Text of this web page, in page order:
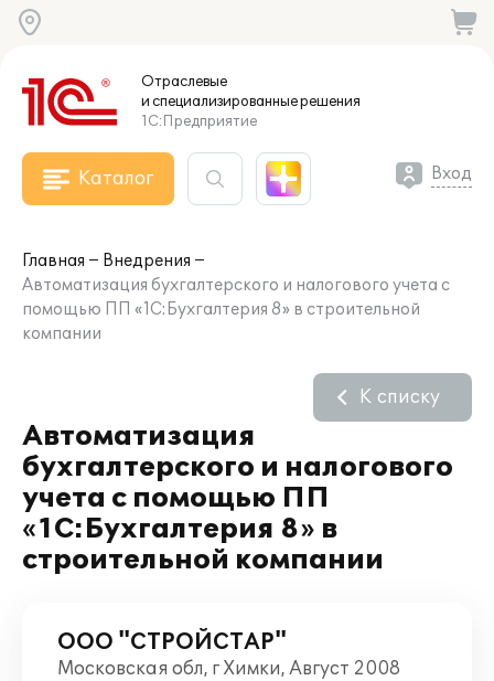
Отраслевые
и специализированныерешения
1С:Предприятие
Каталог Вход
Главная
Внедрения
Автоматизация бухгалтерского и налогового учета с
помощью ПП «1С:Бухгалтерия 8» в строительной
компании
Автоматизация
бухгалтерского и налогового
учета с помощью ПП
«1С:Бухгалтерия 8» в
строительной компании
К списку
ООО "СТРОЙСТАР"
Московская обл, г Химки, Август 2008